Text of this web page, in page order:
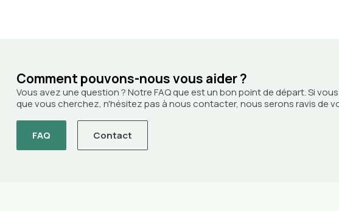
Comment pouvons-nous vous aider ?
Vous avez une question ? Notre FAQ que est un bon point de départ. Si
que vous cherchez, n'hésitez pas à nous contacter, nous serons ravis de
FAQ Contact